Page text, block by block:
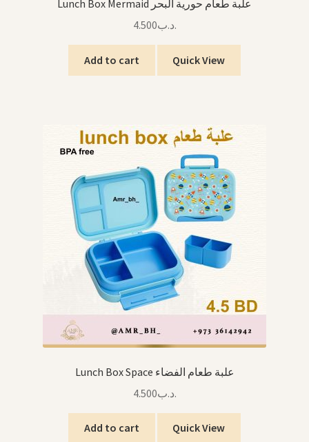
Lunch Box Mermaid علبة طعام حورية البحر
.د.ب4.500
Add to cart Quick View
Lunch Box Space علبة طعام الفضاء
.د.ب4.500
Add to cart Quick View